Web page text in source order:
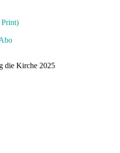
die Kirche 2025